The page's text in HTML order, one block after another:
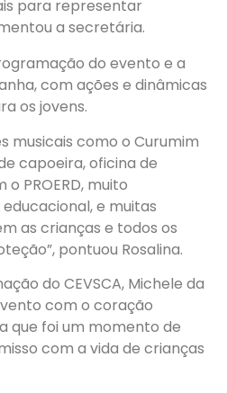
para representar
a secretária.
do evento e a
com ações e dinâmicas
os jovens.
musicais como o Curumim
capoeira, oficina de
PROERD, muito
e muitas
as crianças e todos os
pontuou Rosalina.
do CEVSCA, Michele da
com o coração
que foi um momento de
com a vida de crianças